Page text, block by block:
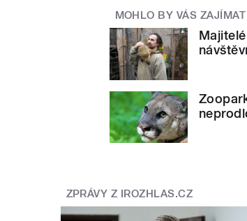
MOHLO BY VÁS ZAJÍMAT
ZPRÁVY Z IROZHLAS.CZ